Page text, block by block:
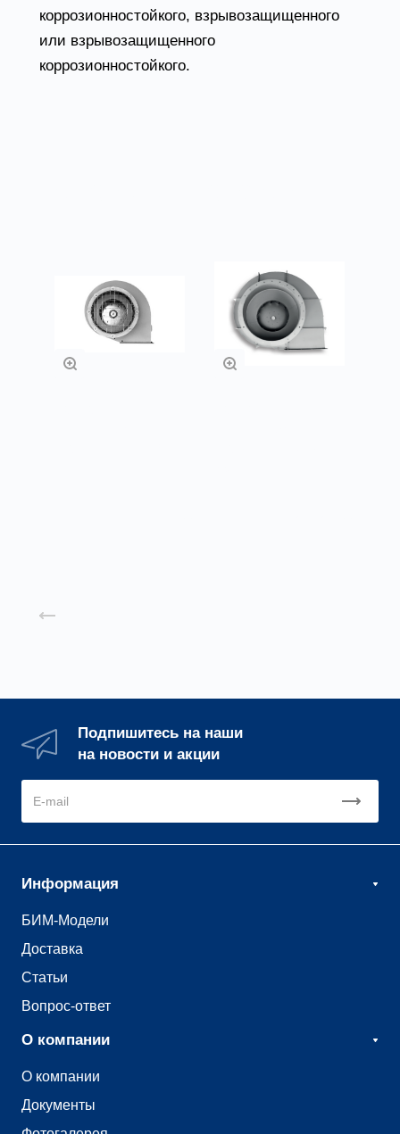
коррозионностойкого, взрывозащищенного
или взрывозащищенного
коррозионностойкого.
Подпишитесь на наши
на новости и акции
Информация
БИМ-Модели
Доставка
Статьи
Вопрос-ответ
О компании
О компании
Документы